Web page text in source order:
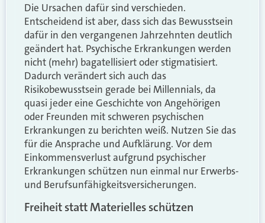
Die Ursachen dafür sind verschieden.
Entscheidend ist aber, dass sich das Bewusstsein
dafür in den vergangenen Jahrzehnten deutlich
geändert hat. Psychische Erkrankungen werden
nicht (mehr) bagatellisiert oder stigmatisiert.
Dadurch verändert sich auch das
Risikobewusstsein gerade bei Millennials, da
quasi jeder eine Geschichte von Angehörigen
oder Freunden mit schweren psychischen
Erkrankungen zu berichten weiß. Nutzen Sie das
für die Ansprache und Aufklärung. Vor dem
Einkommensverlust aufgrund psychischer
Erkrankungen schützen nun einmal nur Erwerbs-
und Berufsunfähigkeitsversicherungen.
Freiheit statt Materielles schützen